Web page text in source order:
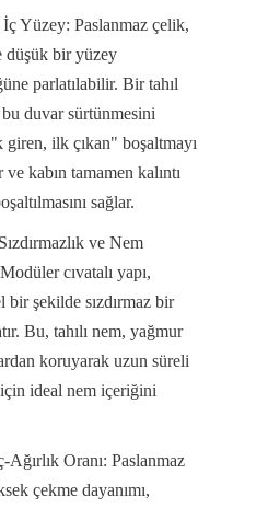
Yüzey: Paslanmaz çelik,
düşük bir yüzey
parlatılabilir. Bir tahıl
duvar sürtünmesini
giren, ilk çıkan" boşaltmayı
kabın tamamen kalıntı
sağlar.
ve Nem
cıvatalı yapı,
bir şekilde sızdırmaz bir
Bu, tahılı nem, yağmur
koruyarak uzun süreli
ideal nem içeriğini
Ağırlık Oranı: Paslanmaz
çekme dayanımı,